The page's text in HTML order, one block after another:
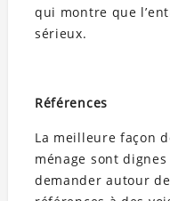
qui montre que
sérieux.
Références
La meilleure façon
ménage sont
demander autour